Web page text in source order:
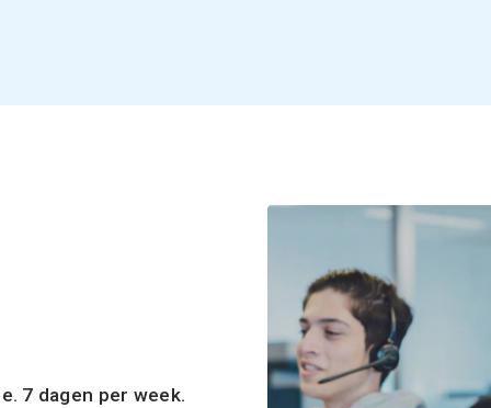
7 dagen per week.